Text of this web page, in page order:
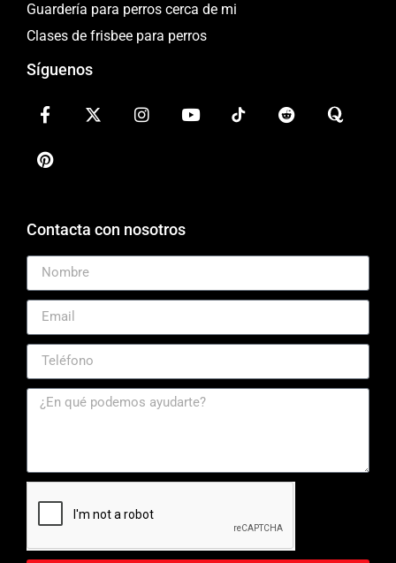
Guardería para perros cerca de mi
Clases de frisbee para perros
Síguenos
Contacta con nosotros